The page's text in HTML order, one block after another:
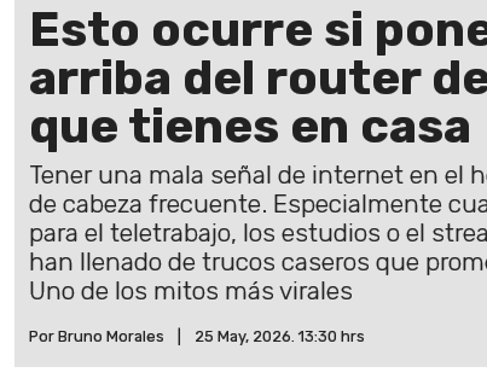
Esto ocurre si
arriba del router
que tienes en casa
Tener una mala señal de internet en el
de cabeza frecuente. Especialmente
para el teletrabajo, los estudios o el
han llenado de trucos caseros que
Uno de los mitos más virales
Por Bruno Morales 25 May, 2026. 13:30 hrs